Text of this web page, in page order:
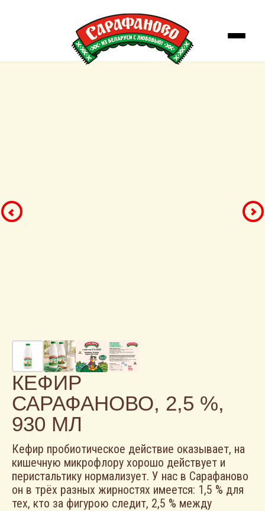
КЕФИР
САРАФАНОВО, 2,5 %,
930 МЛ
Кефир пробиотическое действие оказывает, на
кишечную микрофлору хорошо действует и
перистальтику нормализует. У нас в Сарафаново
он в трёх разных жирностях имеется: 1,5 % для
тех, кто за фигурою следит, 2,5 % между